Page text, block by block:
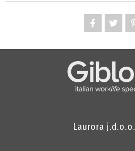
Laurora j.d.o.o.